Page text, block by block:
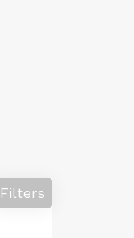
Filters